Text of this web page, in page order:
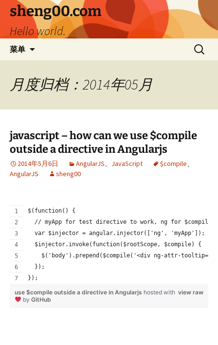
文
sheng00.com
Hello world.
菜单
搜
索：
月度归档：2014年05月
javascript – how can we use $compile
outside a directive in Angularjs
2014年5月6日 AngularJS、 JavaScript $compile、
AngularJS
sheng00
$(function() {
  // myApp for test directive to work, ng for $compile
  var $injector = angular.injector(['ng', 'myApp']);
  $injector.invoke(function($rootScope, $compile) {
$('body').prepend($compile('<div ng-attr-
  });
});
view raw
use $compile outside a directive in Angularjs hosted with
by GitHub